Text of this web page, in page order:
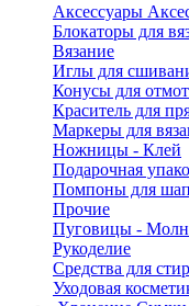
Аксессуары
Блокаторы для
Вязание
Иглы для
Конусы для
Краситель для
Маркеры для
Ножницы - Клей
Подарочная
Помпоны для
Прочие
Пуговицы -
Рукоделие
Средства для
Уходовая